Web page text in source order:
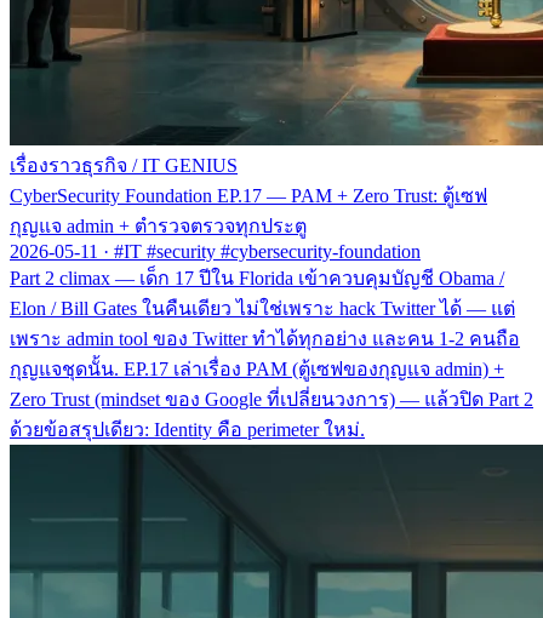
เรื่องราวธุรกิจ / IT GENIUS
CyberSecurity Foundation EP.17 — PAM + Zero Trust: ตู้เซฟ
กุญแจ admin + ตำรวจตรวจทุกประตู
2026-05-11 · #IT #security #cybersecurity-foundation
Part 2 climax — เด็ก 17 ปีใน Florida เข้าควบคุมบัญชี Obama /
Elon / Bill Gates ในคืนเดียว ไม่ใช่เพราะ hack Twitter ได้ — แต่
เพราะ admin tool ของ Twitter ทำได้ทุกอย่าง และคน 1-2 คนถือ
กุญแจชุดนั้น. EP.17 เล่าเรื่อง PAM (ตู้เซฟของกุญแจ admin) +
Zero Trust (mindset ของ Google ที่เปลี่ยนวงการ) — แล้วปิด Part 2
ด้วยข้อสรุปเดียว: Identity คือ perimeter ใหม่.